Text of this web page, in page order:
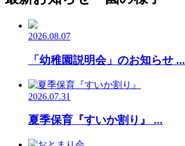
2026.08.07
「幼稚園説明会」のお知らせ ...
2026.07.31
夏季保育『すいか割り』 ...